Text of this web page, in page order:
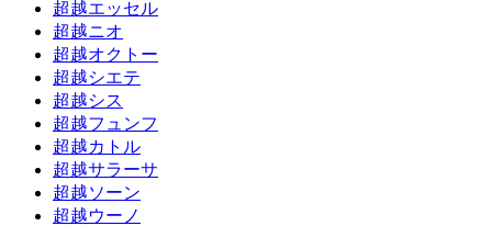
超越エッセル
超越ニオ
超越オクトー
超越シエテ
超越シス
超越フュンフ
超越カトル
超越サラーサ
超越ソーン
超越ウーノ